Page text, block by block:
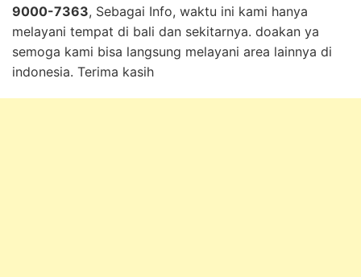
9000-7363, Sebagai Info, waktu ini kami hanya
melayani tempat di bali dan sekitarnya. doakan ya
semoga kami bisa langsung melayani area lainnya di
indonesia. Terima kasih